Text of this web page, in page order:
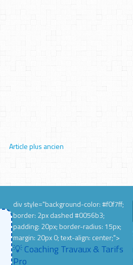
Article plus ancien
div style="background-color: #f0f7ff;
border: 2px dashed #0056b3;
padding: 20px; border-radius: 15px;
margin: 20px 0; text-align: center;">
💡 Coaching Travaux & Tarifs
Pro